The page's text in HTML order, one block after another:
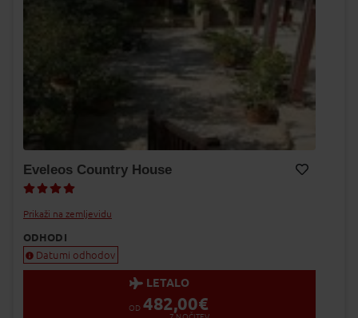
Eveleos Country House
Prikaži na zemljevidu
ODHODI
Datumi odhodov
LETALO
OD 482,00€